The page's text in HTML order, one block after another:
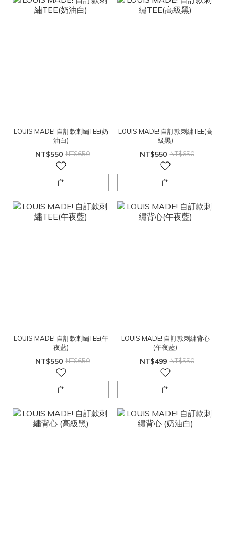
LOUIS MADE! 自訂款刺繡TEE(奶
油白)
NT$550 NT$650
LOUIS MADE! 自訂款刺繡TEE(高
級黑)
NT$550 NT$650
LOUIS MADE! 自訂款刺繡TEE(午
夜藍)
NT$550 NT$650
LOUIS MADE! 自訂款刺繡背心
(午夜藍)
NT$499 NT$550